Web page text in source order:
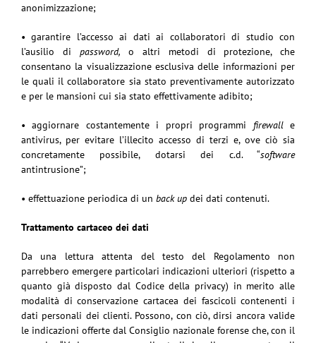
anonimizzazione;
• garantire l’accesso ai dati ai collaboratori di studio con
l’ausilio di password, o altri metodi di protezione, che
consentano la visualizzazione esclusiva delle informazioni per
le quali il collaboratore sia stato preventivamente autorizzato
e per le mansioni cui sia stato effettivamente adibito;
• aggiornare costantemente i propri programmi firewalle
antivirus, per evitare l’illecito accesso di terzi e, ove ciò sia
concretamente possibile, dotarsi dei c.d. “software
antintrusione”;
• effettuazione periodica di un back up dei dati contenuti.
Trattamento cartaceo dei dati
Da una lettura attenta del testo del Regolamento non
parrebbero emergere particolari indicazioni ulteriori (rispetto a
quanto già disposto dal Codice della privacy) in merito alle
modalità di conservazione cartacea dei fascicoli contenenti i
dati personali dei clienti. Possono, con ciò, dirsi ancora valide
le indicazioni offerte dal Consiglio nazionale forense che, con il